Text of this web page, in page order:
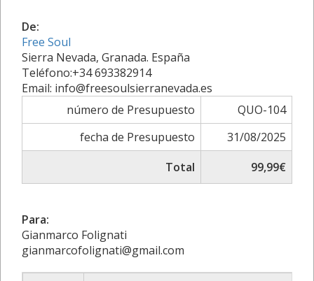
De:
Free Soul
Sierra Nevada, Granada. España
Teléfono:+34 693382914
Email: info@freesoulsierranevada.es
número de Presupuesto
QUO-104
fecha de Presupuesto
31/08/2025
Total
99,99€
Para:
Gianmarco Folignati
gianmarcofolignati@gmail.com